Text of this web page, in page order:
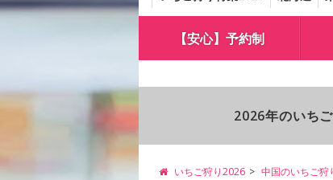
【安心】予約制
2026年のいち
いちご狩り2026 中国のいちご狩